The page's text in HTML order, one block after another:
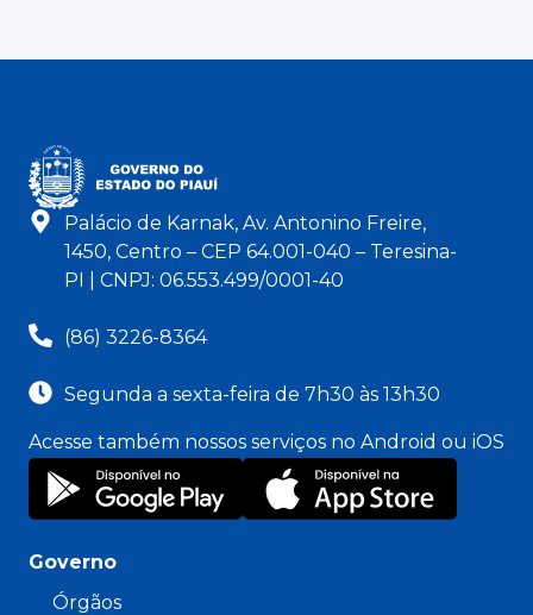
Palácio de Karnak, Av. Antonino Freire,
1450, Centro – CEP 64.001-040 – Teresina-
PI | CNPJ: 06.553.499/0001-40
(86) 3226-8364
Segunda a sexta-feira de 7h30 às 13h30
Acesse também nossos serviços no Android ou iOS
Governo
Órgãos